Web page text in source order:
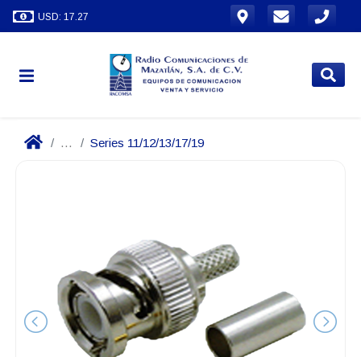
USD: 17.27
... Series 11/12/13/17/19